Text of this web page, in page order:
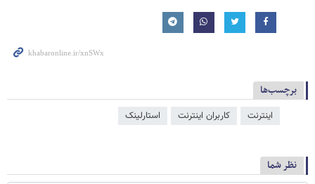
برچسب‌ها
اینترنت کاربران اینترنت استارلینک
نظر شما